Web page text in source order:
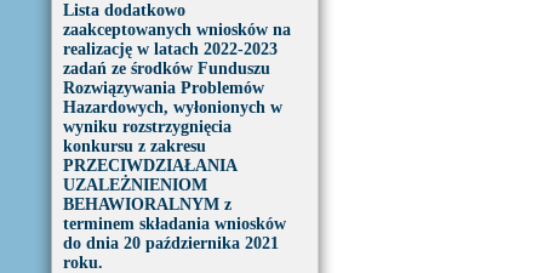
Lista dodatkowo
zaakceptowanych wniosków na
realizację w latach 2022-2023
zadań ze środków Funduszu
Rozwiązywania Problemów
Hazardowych, wyłonionych w
wyniku rozstrzygnięcia
konkursu z zakresu
PRZECIWDZIAŁANIA
UZALEŻNIENIOM
BEHAWIORALNYM z
terminem składania wniosków
do dnia 20 października 2021
roku.